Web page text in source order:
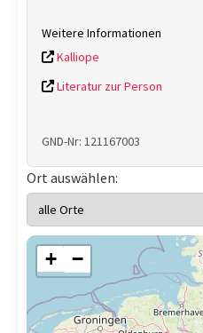
Weitere Informationen
Kalliope
Literatur zur Person
GND-Nr: 121167003
Ort auswählen:
+ −